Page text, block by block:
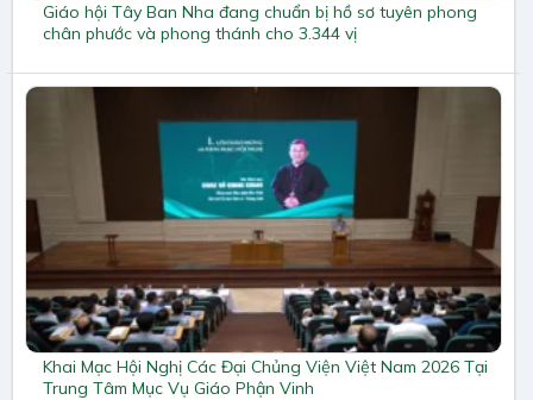
Giáo hội Tây Ban Nha đang chuẩn bị hồ sơ tuyên phong
chân phước và phong thánh cho 3.344 vị
Khai Mạc Hội Nghị Các Đại Chủng Viện Việt Nam 2026 Tại
Trung Tâm Mục Vụ Giáo Phận Vinh